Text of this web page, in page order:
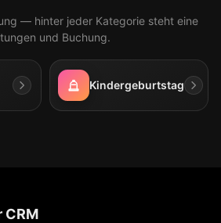
— hinter jeder Kategorie steht eine
und Buchung.
Kindergeburtstag
CRM